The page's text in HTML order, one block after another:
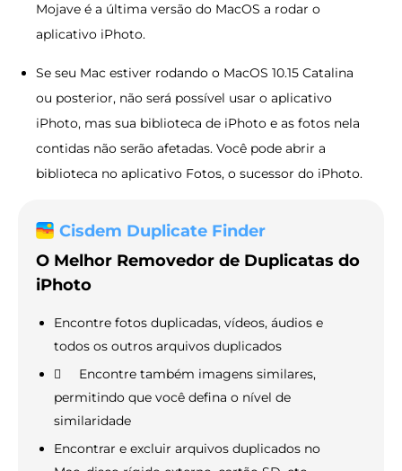
Mojave é a última versão do MacOS a rodar o
aplicativo iPhoto.
Se seu Mac estiver rodando o MacOS 10.15 Catalina
ou posterior, não será possível usar o aplicativo
iPhoto, mas sua biblioteca de iPhoto e as fotos nela
contidas não serão afetadas. Você pode abrir a
biblioteca no aplicativo Fotos, o sucessor do iPhoto.
Cisdem Duplicate Finder
O Melhor Removedor de Duplicatas do
iPhoto
Encontre fotos duplicadas, vídeos, áudios e
todos os outros arquivos duplicados
 Encontre também imagens similares,
permitindo que você defina o nível de
similaridade
Encontrar e excluir arquivos duplicados no